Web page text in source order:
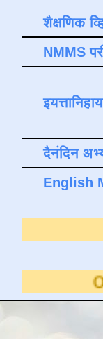
शैक्षणिक
NMMS
दैनंदिन
English
Online